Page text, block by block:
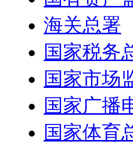
海关总署
国家税务
国家市场
国家广播
国家体育